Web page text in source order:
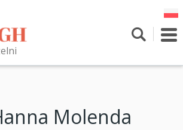
Molenda